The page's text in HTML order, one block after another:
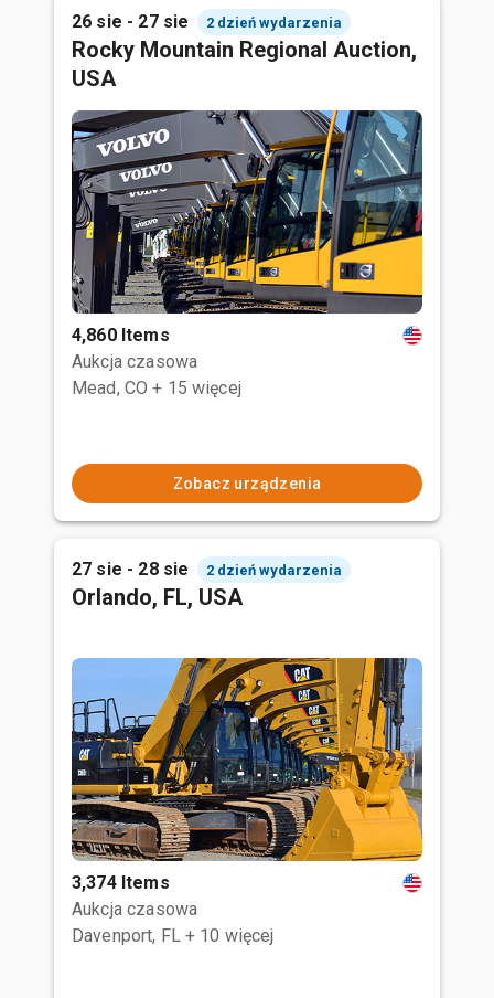
26 sie - 27 sie 2 dzień wydarzenia
Rocky Mountain Regional Auction,
USA
4,860 Items
Aukcja czasowa
Mead, CO + 15 więcej
Zobacz urządzenia
27 sie - 28 sie 2 dzień wydarzenia
Orlando, FL, USA
3,374 Items
Aukcja czasowa
Davenport, FL + 10 więcej